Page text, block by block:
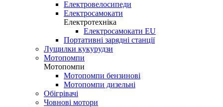
Електровелосипеди
Електросамокати
Електротехніка
Електросамокати EU
Портативні зарядні станції
Лущилки кукурудзи
Мотопомпи
Мотопомпи
Мотопомпи бензинові
Мотопомпи дизельні
Обігрівачі
Човнові мотори